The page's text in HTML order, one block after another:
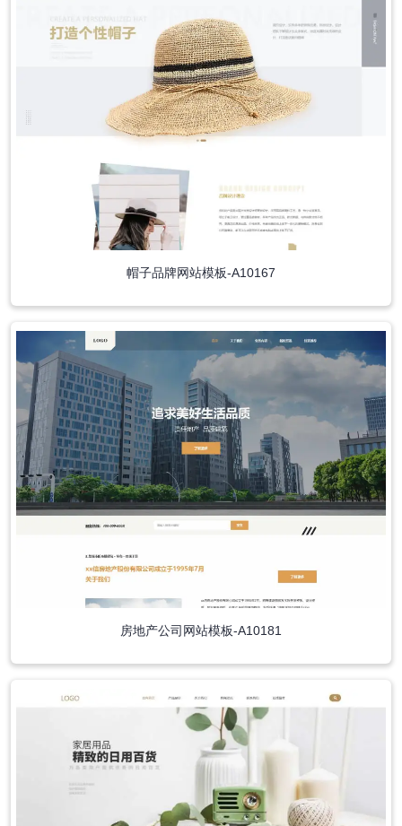
帽子品牌网站模板-A10167
房地产公司网站模板-A10181